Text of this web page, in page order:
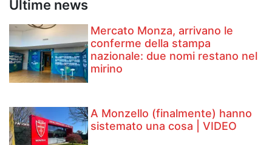
Ultime news
Mercato Monza, arrivano le
conferme della stampa
nazionale: due nomi restano nel
mirino
A Monzello (finalmente) hanno
sistemato una cosa | VIDEO